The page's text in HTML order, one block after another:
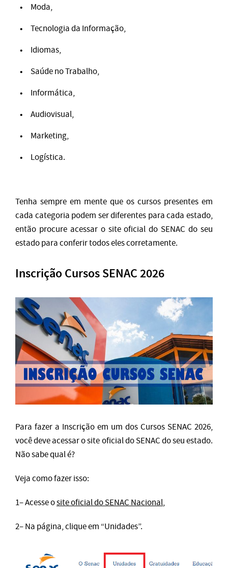
Moda,
Tecnologia da Informação,
Idiomas,
Saúde no Trabalho,
Informática,
Audiovisual,
Marketing,
Logística.
Tenha sempre em mente que os cursos presentes em
cada categoria podem ser diferentes para cada estado,
então procure acessar o site oficial do SENAC do seu
estado para conferir todos eles corretamente.
Inscrição Cursos SENAC 2026
Para fazer a Inscrição em um dos Cursos SENAC 2026,
você deve acessar o site oficial do SENAC do seu estado.
Não sabe qual é?
Veja como fazer isso:
1– Acesse osite oficial do SENAC Nacional,
2– Na página, clique em “Unidades”.